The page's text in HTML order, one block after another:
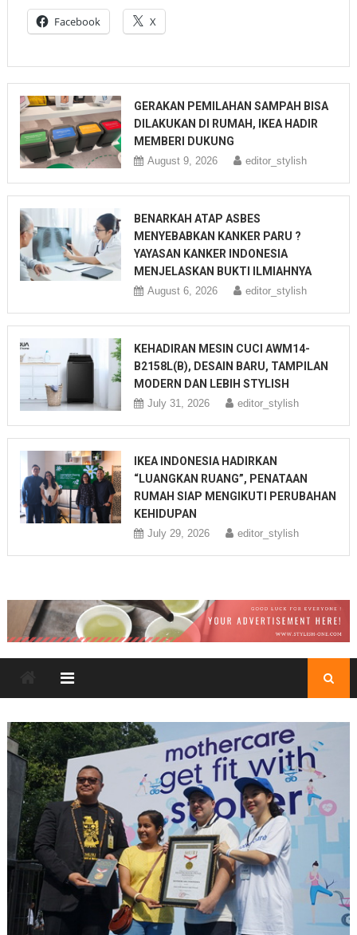
Facebook X
GERAKAN PEMILAHAN SAMPAH BISA
DILAKUKAN DI RUMAH, IKEA HADIR
MEMBERI DUKUNG
August 9, 2026 editor_stylish
BENARKAH ATAP ASBES
MENYEBABKAN KANKER PARU ?
YAYASAN KANKER INDONESIA
MENJELASKAN BUKTI ILMIAHNYA
August 6, 2026 editor_stylish
KEHADIRAN MESIN CUCI AWM14-
B2158L(B), DESAIN BARU, TAMPILAN
MODERN DAN LEBIH STYLISH
July 31, 2026 editor_stylish
IKEA INDONESIA HADIRKAN
“LUANGKAN RUANG”, PENATAAN
RUMAH SIAP MENGIKUTI PERUBAHAN
KEHIDUPAN
July 29, 2026 editor_stylish